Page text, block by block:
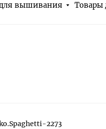
вышивания Товары
2273